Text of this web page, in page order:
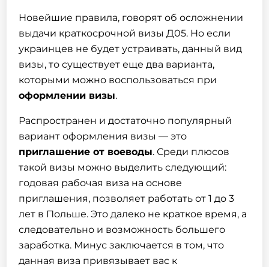
Новейшие правила, говорят об осложнении
выдачи краткосрочной визы Д05. Но если
украинцев не будет устраивать, данный вид
визы, то существует еще два варианта,
которыми можно воспользоваться при
оформлении визы.
Распространен и достаточно популярный
вариант оформления визы — это
приглашение от воеводы. Среди плюсов
такой визы можно выделить следующий:
годовая рабочая виза на основе
приглашения, позволяет работать от 1 до 3
лет в Польше. Это далеко не краткое время, а
следовательно и возможность большего
заработка. Минус заключается в том, что
данная виза привязывает вас к